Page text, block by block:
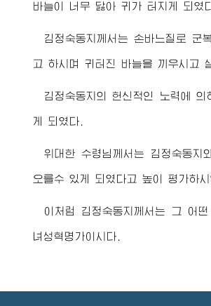
바늘이 너무 닳아 귀가 터지게 되였
김정숙동지 께서는 손바느질로 군
고 하시며 귀터진 바늘을 끼우시고
김정숙동지 의 헌신적인 노력에 의
게 되였다.
위대한 수령님께서는 김정숙동지
오를수 있게 되였다고 높이 평가하시
이처럼 김정숙동지 께서는 그 어
녀성혁명가이시다.